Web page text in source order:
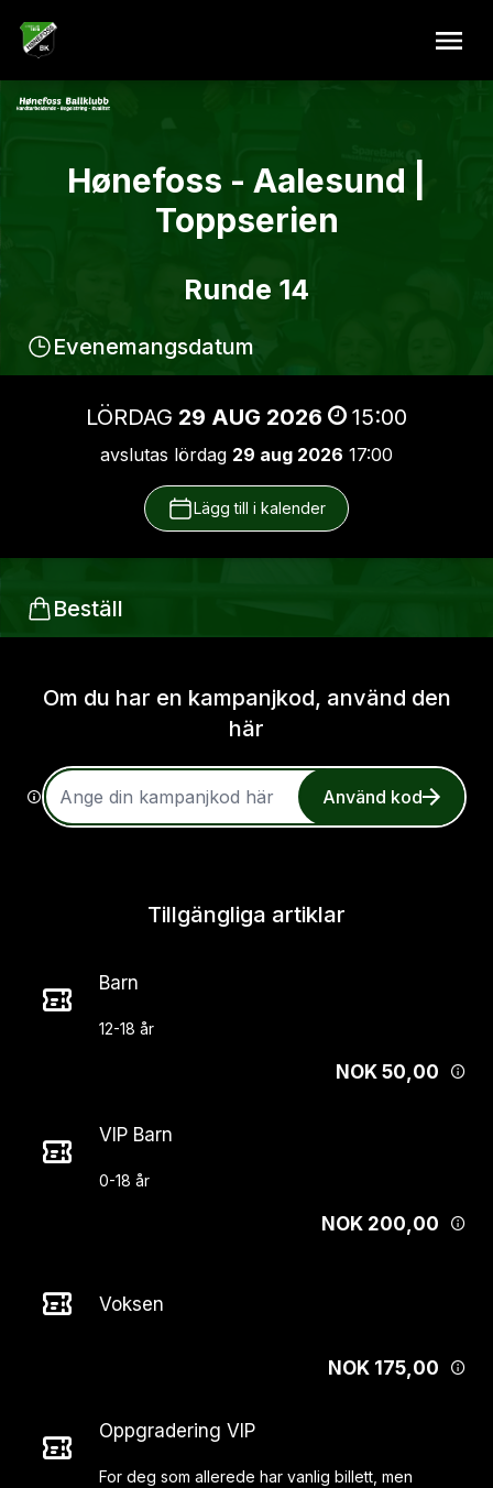
Hønefoss - Aalesund |
Toppserien
Runde 14
Evenemangsdatum
LÖRDAG 29 AUG 2026 15:00
avslutas lördag 29 aug 2026 17:00
Lägg till i kalender
Beställ
Om du har en kampanjkod, använd den
här
Använd kod
Tillgängliga artiklar
Barn
NOK 50,00
VIP Barn
NOK 200,00
Voksen
NOK 175,00
Oppgradering VIP
For deg som allerede har vanlig billett, men